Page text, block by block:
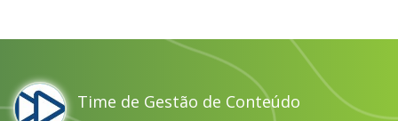
Time de Gestão de Conteúdo